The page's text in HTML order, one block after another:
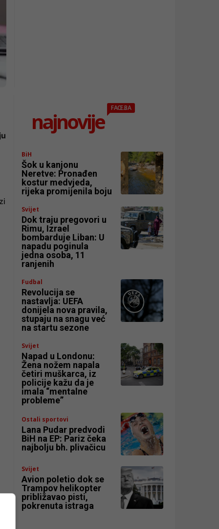
najnovije
FACE.BA
BiH
Šok u kanjonu
Neretve: Pronađen
kostur medvjeda,
rijeka promijenila boju
Svijet
Dok traju pregovori u
Rimu, Izrael
bombarduje Liban: U
napadu poginula
jedna osoba, 11
ranjenih
Fudbal
Revolucija se
nastavlja: UEFA
donijela nova pravila,
stupaju na snagu već
na startu sezone
Svijet
Napad u Londonu:
Žena nožem napala
četiri muškarca, iz
policije kažu da je
imala “mentalne
probleme”
Ostali sportovi
Lana Pudar predvodi
BiH na EP: Pariz čeka
najbolju bh. plivačicu
Svijet
Avion poletio dok se
Trampov helikopter
približavao pisti,
pokrenuta istraga